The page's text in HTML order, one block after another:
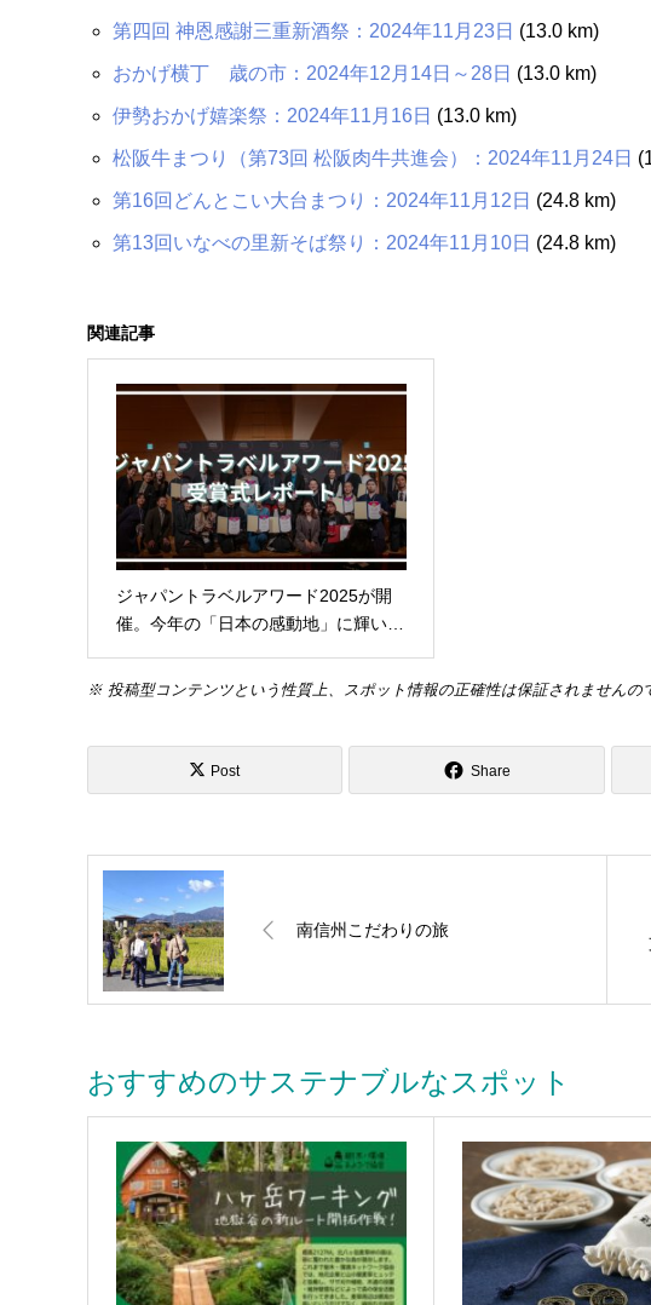
第四回 神恩感謝三重新酒祭：2024年11月23日 (13.0 km)
おかげ横丁 歳の市：2024年12月14日～28日 (13.0 km)
伊勢おかげ嬉楽祭：2024年11月16日 (13.0 km)
松阪牛まつり（第73回 松阪肉牛共進会）：2024年11月24日
第16回どんとこい大台まつり：2024年11月12日 (24.8 km)
第13回いなべの里新そば祭り：2024年11月10日 (24.8 km)
関連記事
ジャパントラベルアワード2025が開
催。今年の「日本の感動地」に輝い…
※ 投稿型コンテンツという性質上、スポット情報の正確性は保証されませんの
Post Share
南信州こだわりの旅
おすすめのサステナブルなスポット